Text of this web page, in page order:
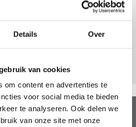
Details Over
van cookies
om content en advertenties te
voor social media te bieden
te analyseren. Ook delen we
van onze site met onze